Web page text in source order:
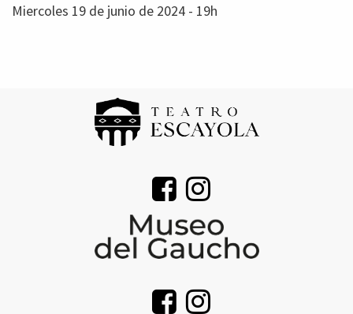
Miercoles 19 de junio de 2024 - 19h